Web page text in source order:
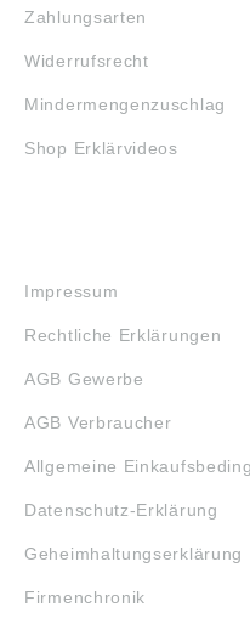
Zahlungsarten
Widerrufsrecht
Mindermengenzuschlag
Shop Erklärvideos
Impressum
Rechtliche Erklärungen
AGB Gewerbe
AGB Verbraucher
Allgemeine
Datenschutz-Erklärung
Geheimhaltungserklärung
Firmenchronik